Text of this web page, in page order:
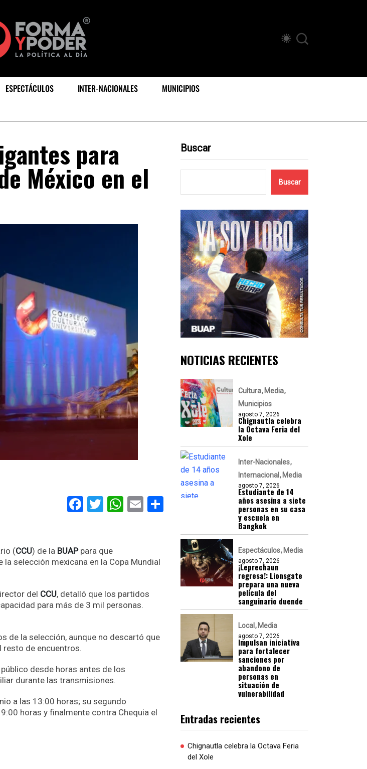
ESPECTÁCULOS INTER-NACIONALES
MUNICIPIOS
para
México en el
Facebook
Twitter
WhatsApp
EmailCompartir
(CCU) de la BUAPpara que
selección mexicana en la Copa Mundial
del CCU, detalló que los partidos
para más de 3 mil personas.
de la selección, aunque no descartó que
resto de encuentros.
desde horas antes de los
durante las transmisiones.
a las 13:00 horas; su segundo
horas y finalmente contra Chequia el
Buscar
Buscar
NOTICIAS RECIENTES
Cultura Media
Municipios
agosto 7, 2026
Chignautla celebra
la Octava Feria del
Xole
Inter-Nacionales
Internacional
Media
agosto 7, 2026
Estudiante de 14
años asesina a siete
personas en su casa
y escuela en
Bangkok
Espectáculos Media
agosto 7, 2026
¡Leprechaun
regresa!: Lionsgate
prepara una nueva
película del
sanguinario duende
Local Media
agosto 7, 2026
Impulsan iniciativa
para fortalecer
sanciones por
abandono de
personas en
situación de
vulnerabilidad
Entradas recientes
Chignautla celebra la Octava Feria
del Xole